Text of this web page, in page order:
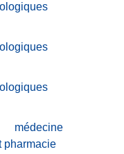
médecine
pharmacie